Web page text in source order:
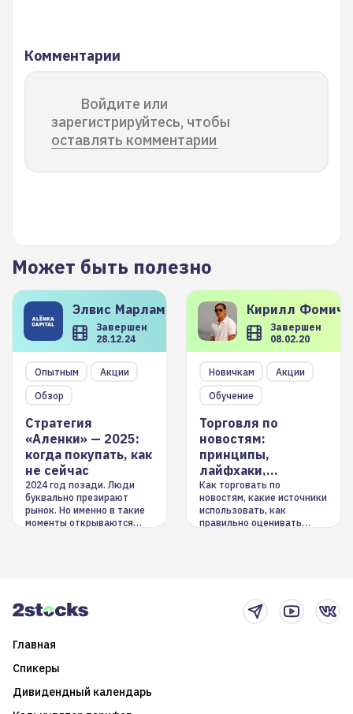
Комментарии
Войдите или
зарегистрируйтесь, чтобы
оставлять комментарии
Может быть полезно
Элвис Марламов
Завершен
28.12.24
Опытным
Акции
Обзор
Стратегия
«Аленки» — 2025:
когда покупать, как
не сейчас
2024 год позади. Люди
буквально презирают
рынок. Но именно в такие
моменты открываются
Кирилл
Завершен
08.02.20
Новичкам
Акции
Обучение
Торговля по
новостям:
принципы,
лайфхаки,
инструменты
Как торговать по
новостям, какие источники
использовать, как
правильно оценивать
Главная
Спикеры
Дивидендный календарь